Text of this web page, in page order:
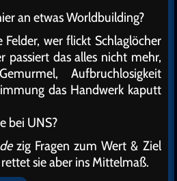
an etwas Worldbuilding?
wer flickt Schlaglöcher
passiert das alles nicht mehr,
Aufbruchlosigkeit
das Handwerk kaputt
bei UNS?
zig Fragen zum Wert & Ziel
sie aber ins Mittelmaß.